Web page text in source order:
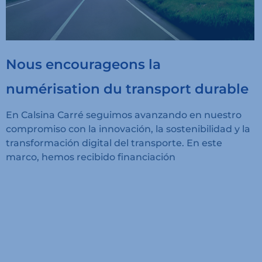
Nous encourageons la
numérisation du transport durable
En Calsina Carré seguimos avanzando en nuestro
compromiso con la innovación, la sostenibilidad y la
transformación digital del transporte. En este
marco, hemos recibido financiación